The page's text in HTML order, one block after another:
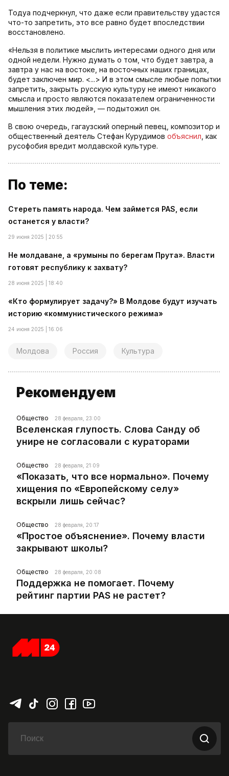
Тодуа подчеркнул, что даже если правительству удастся
что-то запретить, это все равно будет впоследствии
восстановлено.
«Нельзя в политике мыслить интересами одного дня или
одной недели. Нужно думать о том, что будет завтра, а
завтра у нас на востоке, на восточных наших границах,
будет заключен мир. <...> И в этом смысле любые попытки
запретить, закрыть русскую культуру не имеют никакого
смысла и просто являются показателем ограниченности
мышления этих людей», — подытожил он.
В свою очередь, гагаузский оперный певец, композитор и
общественный деятель Стефан Курудимов объяснил , как
русофобия вредит молдавской культуре.
По теме:
Стереть память народа. Чем займется PAS, если
останется у власти?
29 июня 2025 | 20:55
Не молдаване, а «румыны по берегам Прута». Власти
готовят республику к захвату?
28 июня 2025 | 18:40
«Кто формулирует задачу?» В Молдове будут изучать
историю «коммунистического режима»
24 июня 2025 | 16:06
Молдова Россия Культура
Рекомендуем
Общество 28 февраля, 23:00
Вселенская глупость. Слова Санду об
унире не согласовали с кураторами
Общество 28 февраля, 21:09
«Показать, что все нормально». Почему
хищения по «Европейскому селу»
вскрыли лишь сейчас?
Общество 28 февраля, 20:17
«Простое объяснение». Почему власти
закрывают школы?
Общество 28 февраля, 20:08
Поддержка не помогает. Почему
рейтинг партии PAS не растет?